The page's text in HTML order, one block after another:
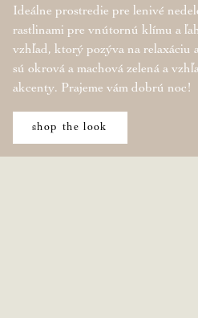
Ideálne prostredie pre lenivé
rastlinami pre vnútornú klímu a
vzhľad, ktorý pozýva na relaxáciu
sú okrová a machová zelená a
akcenty. Prajeme vám dobrú noc!
shop the look